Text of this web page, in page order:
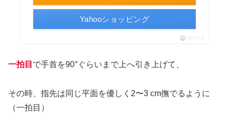
Yahooショッピング
ポチップ
一拍目 で手首を90°ぐらいまで上へ引き上げて、
その時、指先は同じ平面を優しく2〜3 cm撫でるように
（一拍目）